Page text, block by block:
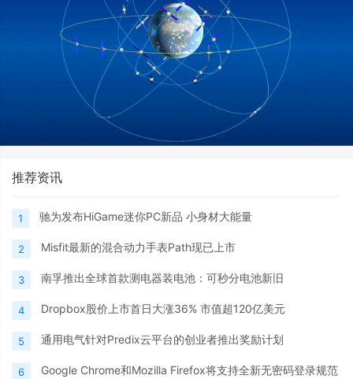
推荐资讯
1 驰为发布HiGame迷你PC新品 小身材大能量
2 Misfit最新的混合动力手表Path现已上市
3 南孚推出全球首款测电器装电池：可秒分电池新旧
4 Dropbox股价上市首日大涨36% 市值超120亿美元
5 通用电气针对Predix云平台的创业者推出奖励计划
6 Google Chrome和Mozilla Firefox将支持全新无密码登录规范